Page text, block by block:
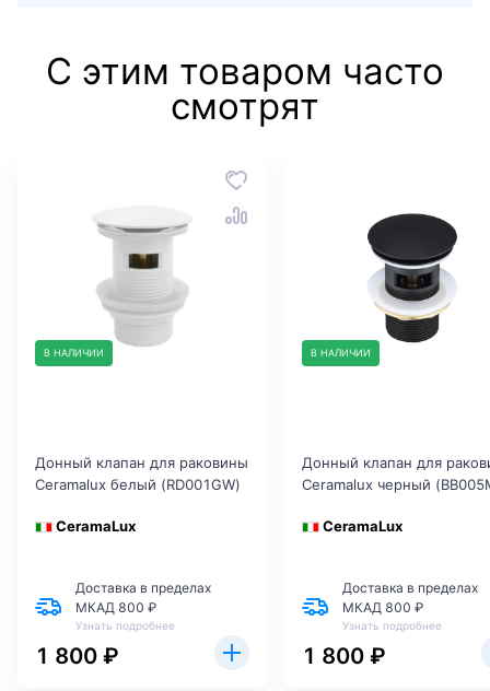
С этим товаром часто
смотрят
В НАЛИЧИИ
Донный клапан для раковины
Ceramalux белый (RD001GW)
CeramaLux
Доставка в пределах
МКАД 800 ₽
Узнать подробнее
1 800 ₽
В НАЛИЧИИ
Донный клапан для
Ceramalux черный
CeramaLux
Доставка в пределах
МКАД 800 ₽
Узнать подробнее
1 800 ₽